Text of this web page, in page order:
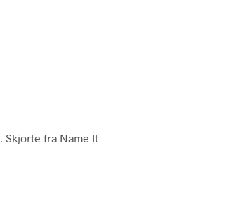
. Skjorte fra Name It